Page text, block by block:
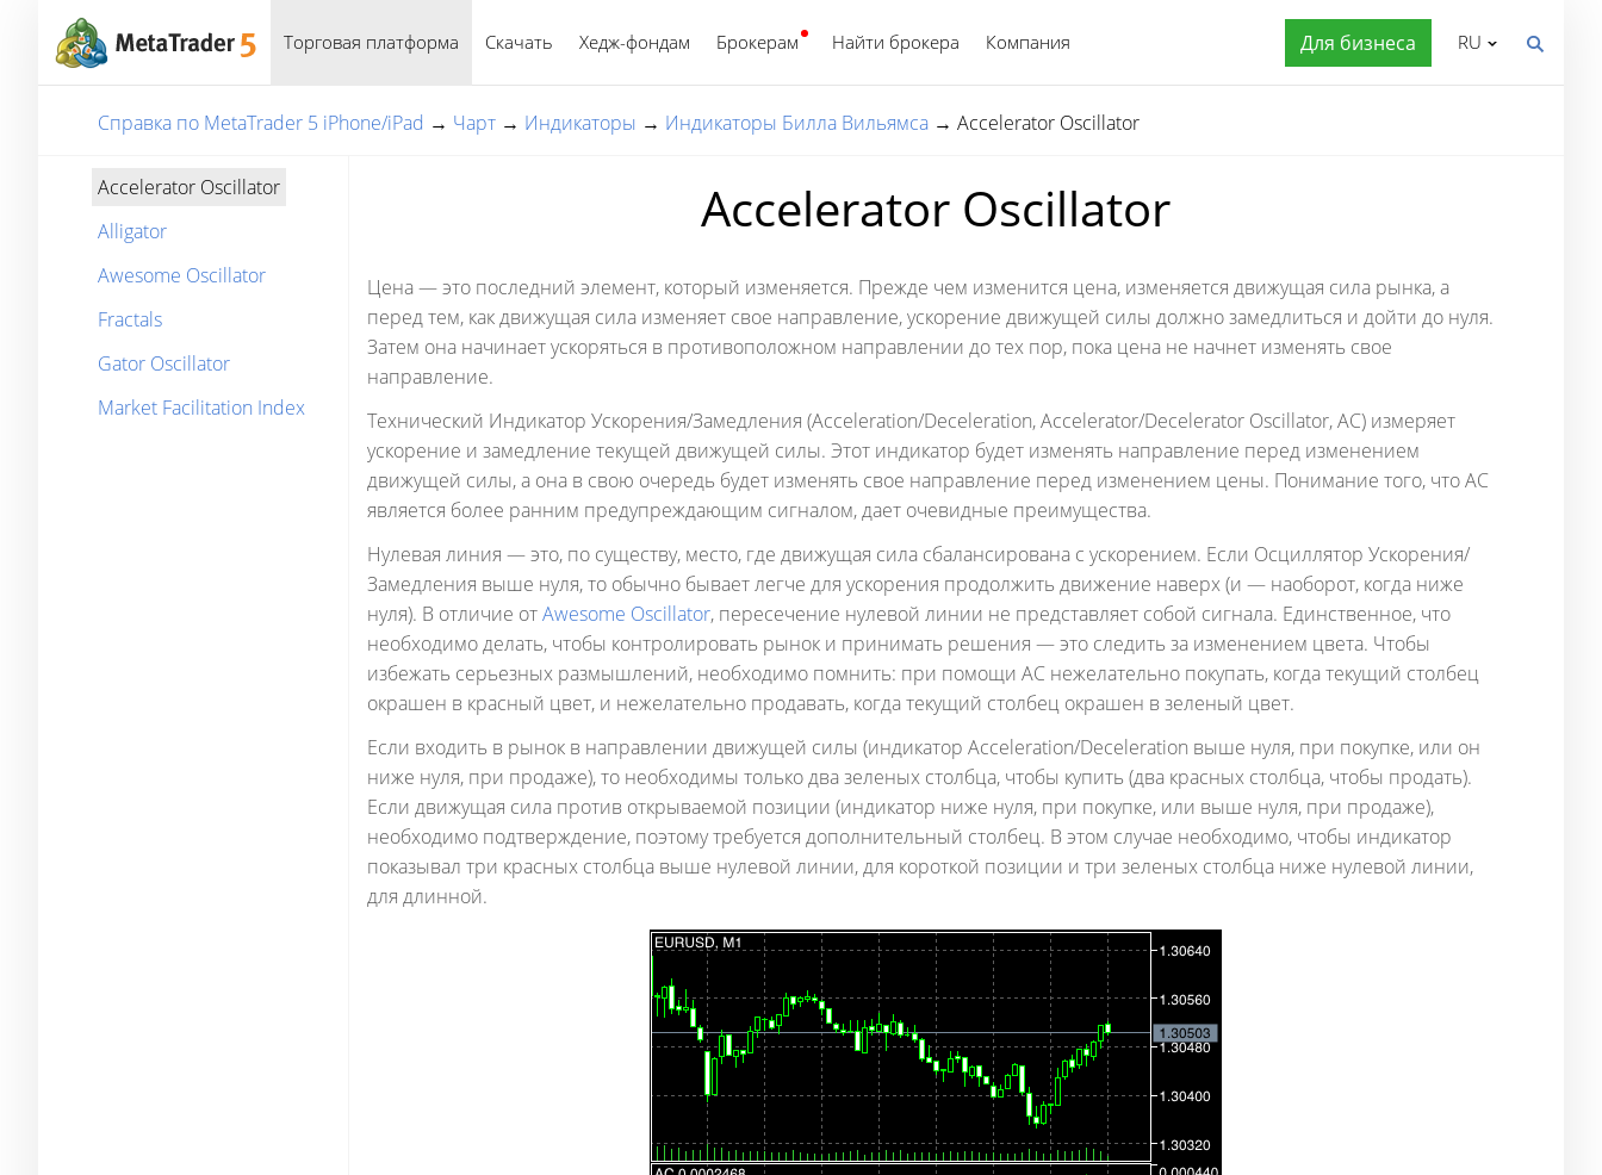
Торговая платформа Скачать Хедж-фондам Брокерам Найти брокера Компания Для бизнеса
Русский RU
Справка по MetaTrader 5 iPhone/iPad → Чарт → Индикаторы → Индикаторы Билла Вильямса → Accelerator Oscillator
Accelerator Oscillator
Alligator
Awesome Oscillator
Fractals
Gator Oscillator
Market Facilitation Index
Accelerator Oscillator
Цена — это последний элемент, который изменяется. Прежде чем изменится цена, изменяется движущая сила рынка, а
перед тем, как движущая сила изменяет свое направление, ускорение движущей силы должно замедлиться и дойти до нуля.
Затем она начинает ускоряться в противоположном направлении до тех пор, пока цена не начнет изменять свое
направление.
Технический Индикатор Ускорения/Замедления (Acceleration/Deceleration, Accelerator/Decelerator Oscillator, AC) измеряет
ускорение и замедление текущей движущей силы. Этот индикатор будет изменять направление перед изменением
движущей силы, а она в свою очередь будет изменять свое направление перед изменением цены. Понимание того, что АС
является более ранним предупреждающим сигналом, дает очевидные преимущества.
Нулевая линия — это, по существу, место, где движущая сила сбалансирована с ускорением. Если Осциллятор Ускорения/
Замедления выше нуля, то обычно бывает легче для ускорения продолжить движение наверх (и — наоборот, когда ниже
нуля). В отличие отAwesome Oscillator, пересечение нулевой линии не представляет собой сигнала. Единственное, что
необходимо делать, чтобы контролировать рынок и принимать решения — это следить за изменением цвета. Чтобы
избежать серьезных размышлений, необходимо помнить: при помощи АС нежелательно покупать, когда текущий столбец
окрашен в красный цвет, и нежелательно продавать, когда текущий столбец окрашен в зеленый цвет.
Если входить в рынок в направлении движущей силы (индикатор Acceleration/Deceleration выше нуля, при покупке, или он
ниже нуля, при продаже), то необходимы только два зеленых столбца, чтобы купить (два красных столбца, чтобы продать).
Если движущая сила против открываемой позиции (индикатор ниже нуля, при покупке, или выше нуля, при продаже),
необходимо подтверждение, поэтому требуется дополнительный столбец. В этом случае необходимо, чтобы индикатор
показывал три красных столбца выше нулевой линии, для короткой позиции и три зеленых столбца ниже нулевой линии,
для длинной.